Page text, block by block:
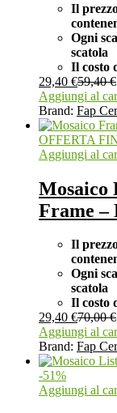
Il
Ogni
scatola
Il costo
29,40 €59,40€
Aggiungi al
Brand: Fap
OFFERTA
Aggiungi al
Mosaico
Frame –
Il
Ogni
scatola
Il costo
29,40 €70,00€
Aggiungi al
Brand: Fap
-51%
Aggiungi al